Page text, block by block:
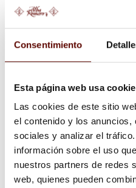
Consentimiento
Esta página web usa
Las cookies de este sitio
el contenido y los anuncios,
sociales y analizar el
información sobre el uso
nuestros partners de redes
web, quienes pueden